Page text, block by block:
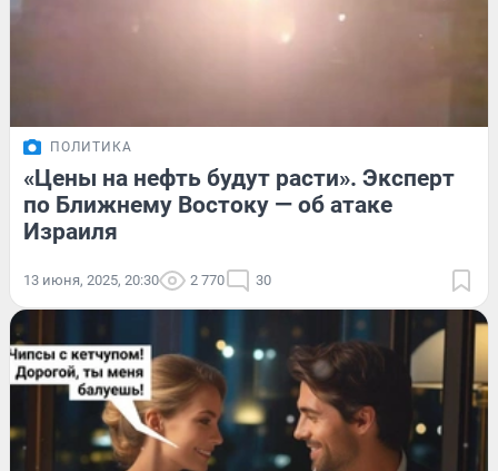
ПОЛИТИКА
«Цены на нефть будут расти». Эксперт
по Ближнему Востоку — об атаке
Израиля
13 июня, 2025, 20:30 2 770 30